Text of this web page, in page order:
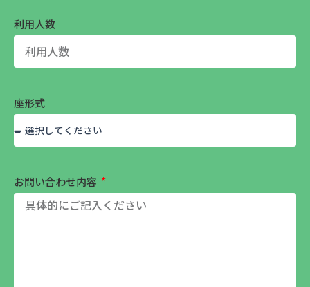
利用人数
座形式
お問い合わせ内容